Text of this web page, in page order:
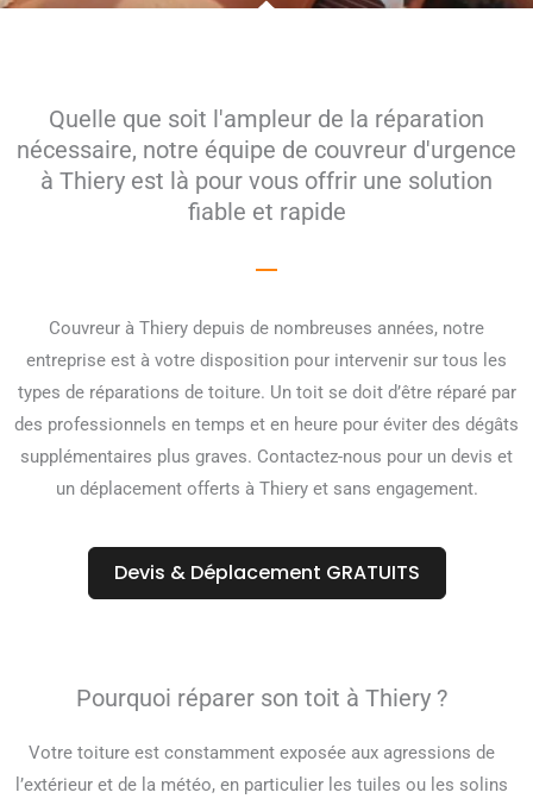
Quelle que soit l'ampleur de la réparation
nécessaire, notre équipe de couvreur d'urgence
à Thiery est là pour vous offrir une solution
fiable et rapide
Couvreur à Thiery depuis de nombreuses années, notre
entreprise est à votre disposition pour intervenir sur tous les
types de réparations de toiture. Un toit se doit d’être réparé par
des professionnels en temps et en heure pour éviter des dégâts
supplémentaires plus graves. Contactez-nous pour un devis et
un déplacement offerts à Thiery et sans engagement.
Devis & Déplacement GRATUITS
Pourquoi réparer son toit à Thiery ?
Votre toiture est constamment exposée aux agressions de
l’extérieur et de la météo, en particulier les tuiles ou les solins